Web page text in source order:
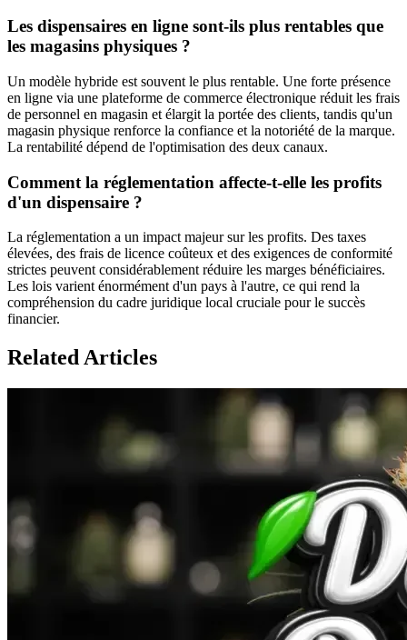
Les dispensaires en ligne sont-ils plus rentables que
les magasins physiques ?
Un modèle hybride est souvent le plus rentable. Une forte présence
en ligne via une plateforme de commerce électronique réduit les frais
de personnel en magasin et élargit la portée des clients, tandis qu'un
magasin physique renforce la confiance et la notoriété de la marque.
La rentabilité dépend de l'optimisation des deux canaux.
Comment la réglementation affecte-t-elle les profits
d'un dispensaire ?
La réglementation a un impact majeur sur les profits. Des taxes
élevées, des frais de licence coûteux et des exigences de conformité
strictes peuvent considérablement réduire les marges bénéficiaires.
Les lois varient énormément d'un pays à l'autre, ce qui rend la
compréhension du cadre juridique local cruciale pour le succès
financier.
Related Articles